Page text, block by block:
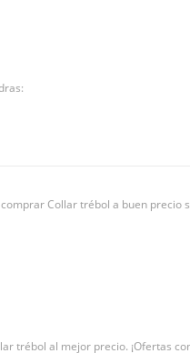
Collar trébol a buen
trébol al mejor precio. ¡Ofertas